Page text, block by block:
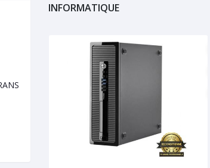
INFORMATIQUE